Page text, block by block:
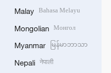
Malay Bahasa Melayu
Mongolian Монгол
Myanmar မြန်မာဘာသာ
Nepali नेपाली